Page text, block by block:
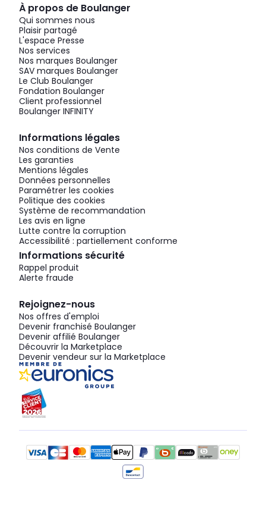
À propos de Boulanger
Qui sommes nous
Plaisir partagé
L'espace Presse
Nos services
Nos marques Boulanger
SAV marques Boulanger
Le Club Boulanger
Fondation Boulanger
Client professionnel
Boulanger INFINITY
Informations légales
Nos conditions de Vente
Les garanties
Mentions légales
Données personnelles
Paramétrer les cookies
Politique des cookies
Système de recommandation
Les avis en ligne
Lutte contre la corruption
Accessibilité : partiellement conforme
Informations sécurité
Rappel produit
Alerte fraude
Rejoignez-nous
Nos offres d'emploi
Devenir franchisé Boulanger
Devenir affilié Boulanger
Découvrir la Marketplace
Devenir vendeur sur la Marketplace